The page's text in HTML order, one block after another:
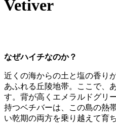
Vetiver
なぜハイチなのか？
近くの海からの土と塩の香り
あふれる丘陵地帯。ここで、
す。背が高くエメラルドグリ
持つベチバーは、この島の熱
い乾期の両方を乗り越えて育